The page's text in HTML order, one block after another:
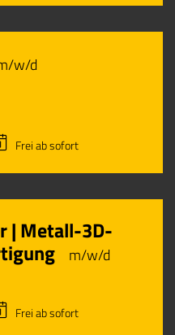
w/d
Frei ab sofort
| Metall-3D-
m/w/d
Frei ab sofort